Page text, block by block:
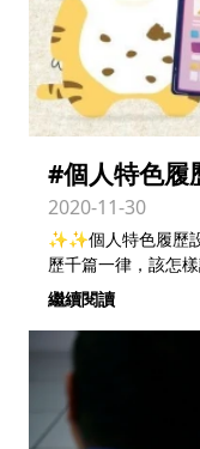
#個人特色履
2020-11-30
✨✨個人特色履
歷千篇一律，該怎
繼續閱讀